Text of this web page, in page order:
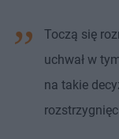
Toczą się
uchwał w
na takie